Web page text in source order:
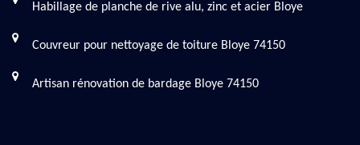
Habillage de planche de rive alu, zinc et acier Bloye
Couvreur pour nettoyage de toiture Bloye 74150
Artisan rénovation de bardage Bloye 74150